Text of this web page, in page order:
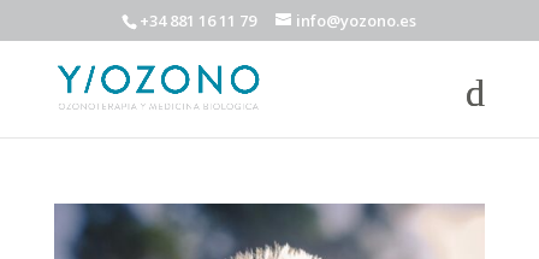
+34 881 16 11 79 info@yozono.es